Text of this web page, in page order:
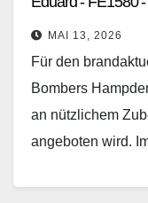
MAI 13, 2026
Für den
Bombers
an nützlichem
angeboten wird.